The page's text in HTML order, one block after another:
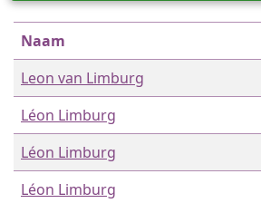
Naam
Leon van Limburg
Léon Limburg
Léon Limburg
Léon Limburg